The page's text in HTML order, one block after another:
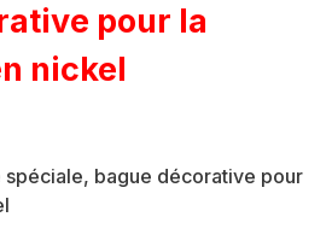
pour la
nickel